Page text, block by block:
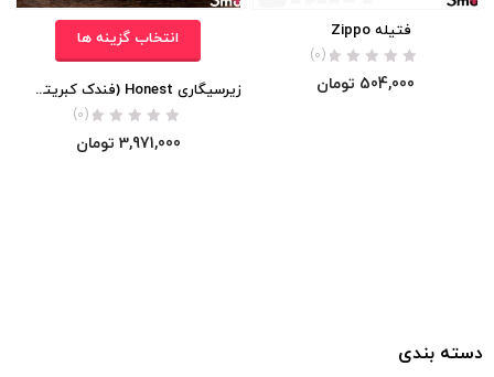
فتیله Zippo
(0)
504,000 تومان
انتخاب گزینه ها
زیرسیگاری Honest (فندک کبریتی / تمام فلز)
(0)
3,971,000 تومان
دسته بندی